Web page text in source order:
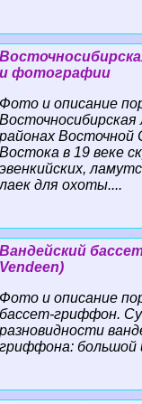
и фотографии
Фото и описание
Восточносибирская
районах Восточной
Востока в 19 веке
эвенкийских,
лаек для охоты....
Вандейский
Vendeen)
Фото и описание
бассет-гриффон.
разновидности
гриффона: большой